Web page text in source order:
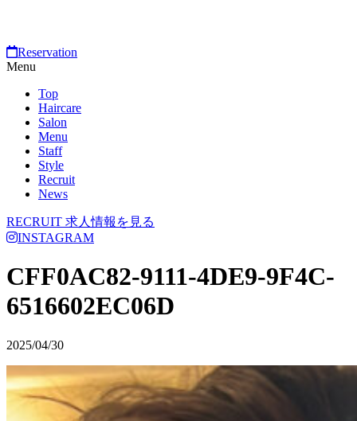
Reservation
Menu
Top
Haircare
Salon
Menu
Staff
Style
Recruit
News
RECRUIT 求人情報を見る
INSTAGRAM
CFF0AC82-9111-4DE9-9F4C-
6516602EC06D
2025/04/30